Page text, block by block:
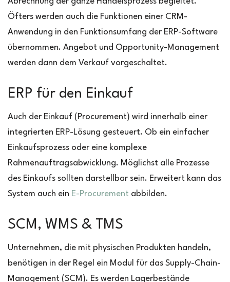
Öfters werden auch die Funktionen einer CRM-
Anwendung in den Funktionsumfang der ERP-Software
übernommen. Angebot und Opportunity-Management
werden dann dem Verkauf vorgeschaltet.
ERP für den Einkauf
Auch der Einkauf (Procurement) wird innerhalb einer
integrierten ERP-Lösung gesteuert. Ob ein einfacher
Einkaufsprozess oder eine komplexe
Rahmenauftragsabwicklung. Möglichst alle Prozesse
des Einkaufs sollten darstellbar sein. Erweitert kann das
System auch ein E-Procurement abbilden.
SCM, WMS & TMS
Unternehmen, die mit physischen Produkten handeln,
benötigen in der Regel ein Modul für das Supply-Chain-
Management (SCM). Es werden Lagerbestände